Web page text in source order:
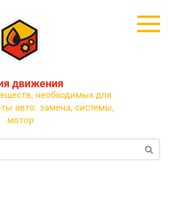
движения
необходимых для
авто: замена, системы,
мотор